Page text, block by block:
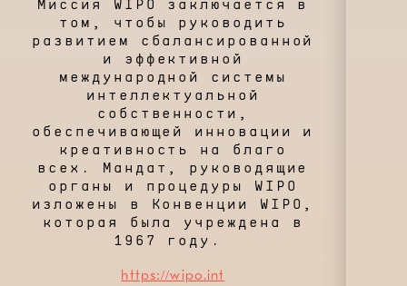
Миссия WIPO заключается в
том, чтобы руководить
развитием сбалансированной
и эффективной
международной системы
интеллектуальной
собственности,
обеспечивающей инновации и
креативность на благо
всех. Мандат, руководящие
органы и процедуры WIPO
изложены в Конвенции WIPO,
которая была учреждена в
1967 году.
https://wipo.int